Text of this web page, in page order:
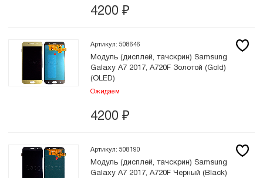
4200 ₽
Артикул: 508646
Модуль (дисплей, тачскрин) Samsung
Galaxy A7 2017, A720F Золотой (Gold)
(OLED)
Ожидаем
4200 ₽
Артикул: 508190
Модуль (дисплей, тачскрин) Samsung
Galaxy A7 2017, A720F Черный (Black)